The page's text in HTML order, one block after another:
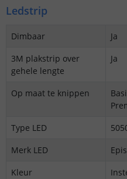
Ledstrip
Dimbaar
Ja
3M plakstrip over
gehele lengte
Ja
Op maat te knippen
Type LED
Merk LED
Kleur